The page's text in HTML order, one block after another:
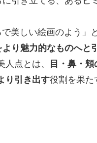
美しい絵画のよう」
り魅力的なものへと
人点とは、
目・鼻・
り引き出す役割を果た